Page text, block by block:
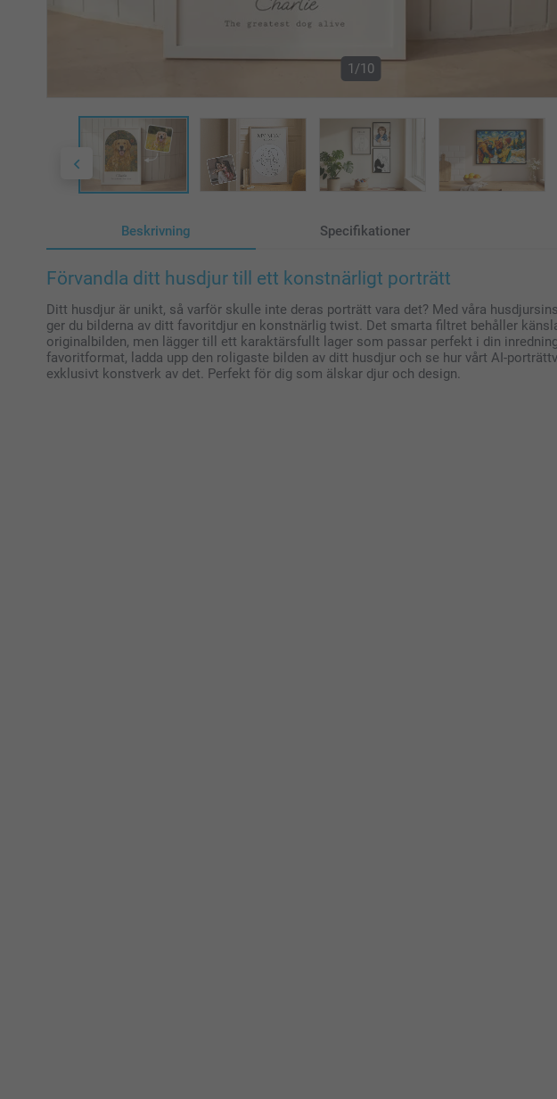
1/10
Beskrivning Specifikationer
Förvandla ditt husdjur till ett konstnärligt porträtt
Ditt husdjur är unikt, så varför skulle inte deras porträtt vara det? Med våra
ger du bilderna av ditt favoritdjur en konstnärlig twist. Det smarta filtret behåller
originalbilden, men lägger till ett karaktärsfullt lager som passar perfekt i din
favoritformat, ladda upp den roligaste bilden av ditt husdjur och se hur vårt AI-
exklusivt konstverk av det. Perfekt för dig som älskar djur och design.